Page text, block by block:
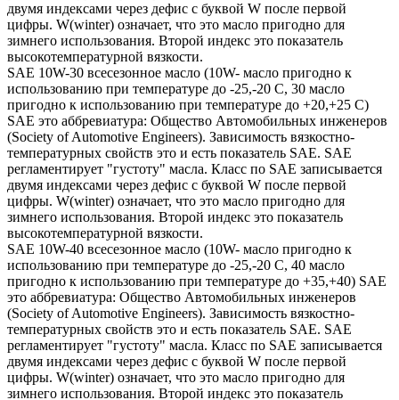
двумя индексами через дефис с буквой W после первой
цифры. W(winter) означает, что это масло пригодно для
зимнего использования. Второй индекс это показатель
высокотемпературной вязкости.
SAE 10W-30 всесезонное масло (10W- масло пригодно к
использованию при температуре до -25,-20 С, 30 масло
пригодно к использованию при температуре до +20,+25 С)
SAE это аббревиатура: Общество Автомобильных инженеров
(Society of Automotive Engineers). Зависимость вязкостно-
температурных свойств это и есть показатель SAE. SAE
регламентирует "густоту" масла. Класс по SAE записывается
двумя индексами через дефис с буквой W после первой
цифры. W(winter) означает, что это масло пригодно для
зимнего использования. Второй индекс это показатель
высокотемпературной вязкости.
SAE 10W-40 всесезонное масло (10W- масло пригодно к
использованию при температуре до -25,-20 С, 40 масло
пригодно к использованию при температуре до +35,+40) SAE
это аббревиатура: Общество Автомобильных инженеров
(Society of Automotive Engineers). Зависимость вязкостно-
температурных свойств это и есть показатель SAE. SAE
регламентирует "густоту" масла. Класс по SAE записывается
двумя индексами через дефис с буквой W после первой
цифры. W(winter) означает, что это масло пригодно для
зимнего использования. Второй индекс это показатель